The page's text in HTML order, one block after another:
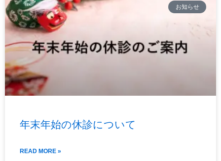
お知らせ
年末年始の休診について
READ MORE »